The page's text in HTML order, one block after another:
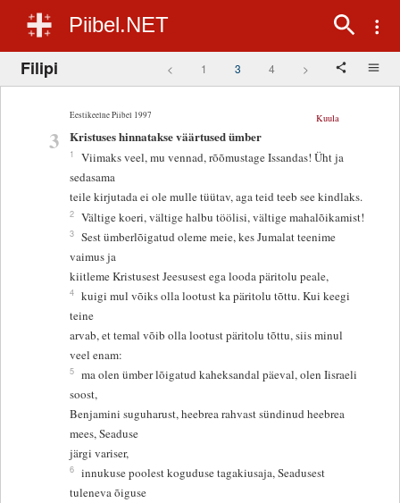
Piibel.NET
Filipi < 1 3 4 >
Eestikeelne Piibel 1997
3
Kuula
Kristuses hinnatakse väärtused ümber
1
Viimaks veel, mu vennad, rõõmustage Issandas! Üht ja
sedasama
teile kirjutada ei ole mulle tüütav, aga teid teeb see kindlaks.
2 Vältige koeri, vältige halbu töölisi, vältige mahalõikamist!
3 Sest ümberlõigatud oleme meie, kes Jumalat teenime
vaimus ja
kiitleme Kristusest Jeesusest ega looda päritolu peale,
4 kuigi mul võiks olla lootust ka päritolu tõttu. Kui keegi
teine
arvab, et temal võib olla lootust päritolu tõttu, siis minul
veel enam:
5 ma olen ümber lõigatud kaheksandal päeval, olen Iisraeli
soost,
Benjamini suguharust, heebrea rahvast sündinud heebrea
mees, Seaduse
järgi variser,
6 innukuse poolest koguduse tagakiusaja, Seadusest
tuleneva õiguse